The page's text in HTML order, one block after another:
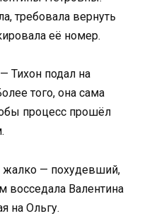
требовала вернуть
её номер.
Тихон подал на
того, она сама
процесс прошёл
жалко — похудевший,
восседала Валентина
на Ольгу.